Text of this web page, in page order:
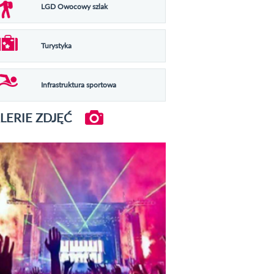
LGD Owocowy szlak
Turystyka
Infrastruktura sportowa
ZDJĘĆ